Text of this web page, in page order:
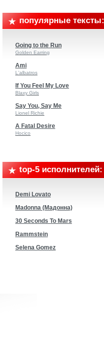
популярные тексты:
Going to the Run
Golden Earring
Ami
L'albatros
If You Feel My Love
Blaxy Girls
Say You, Say Me
Lionel Richie
A Fatal Desire
Hocico
top-5 исполнителей:
Demi Lovato
Madonna (Мадонна)
30 Seconds To Mars
Rammstein
Selena Gomez